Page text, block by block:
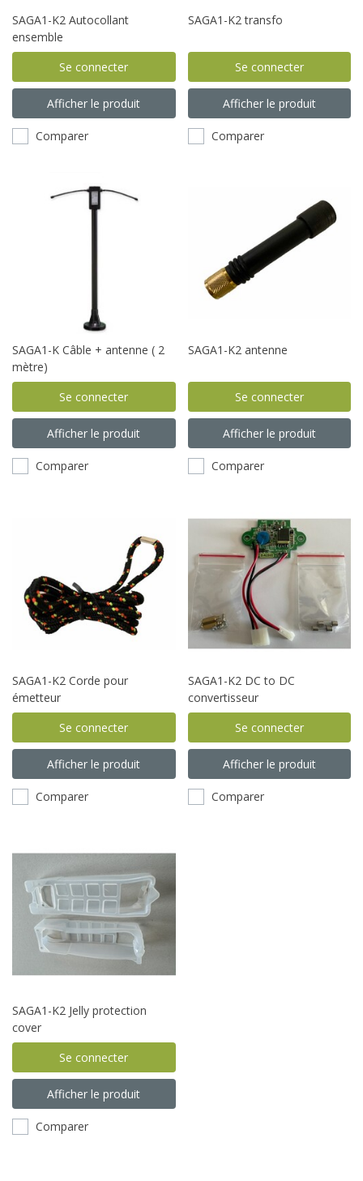
SAGA1-K2 Autocollant
ensemble
Se connecter
Afficher le produit
Comparer
SAGA1-K2 transfo
Se connecter
Afficher le produit
Comparer
SAGA1-K Câble + antenne ( 2
mètre)
Se connecter
Afficher le produit
Comparer
SAGA1-K2 antenne
Se connecter
Afficher le produit
Comparer
SAGA1-K2 Corde pour
émetteur
Se connecter
Afficher le produit
Comparer
SAGA1-K2 DC to DC
convertisseur
Se connecter
Afficher le produit
Comparer
SAGA1-K2 Jelly protection
cover
Se connecter
Afficher le produit
Comparer